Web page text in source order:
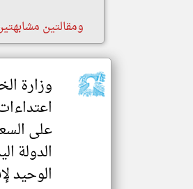
ومقالتين
وزارة
على
الدولة
الوحيد